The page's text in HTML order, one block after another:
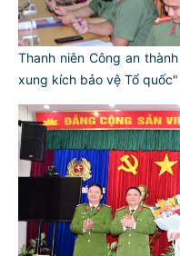
Thanh niên Công an
xung kích bảo vệ Tổ quốc"